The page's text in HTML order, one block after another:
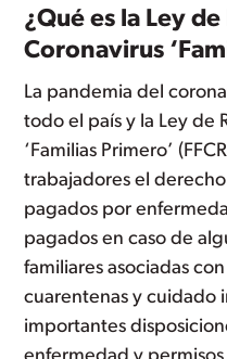
¿Qué es la Ley
Coronavirus
La pandemia del
todo el país y la Ley de
‘Familias Primero’
trabajadores el
pagados por
pagados en caso de
familiares asociadas
cuarentenas y cuidado
importantes